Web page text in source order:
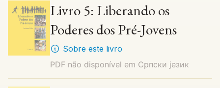
Livro 5: Liberando os
Poderes dos Pré-Jovens
Sobre este livro
PDF não disponível em Cрпски језик